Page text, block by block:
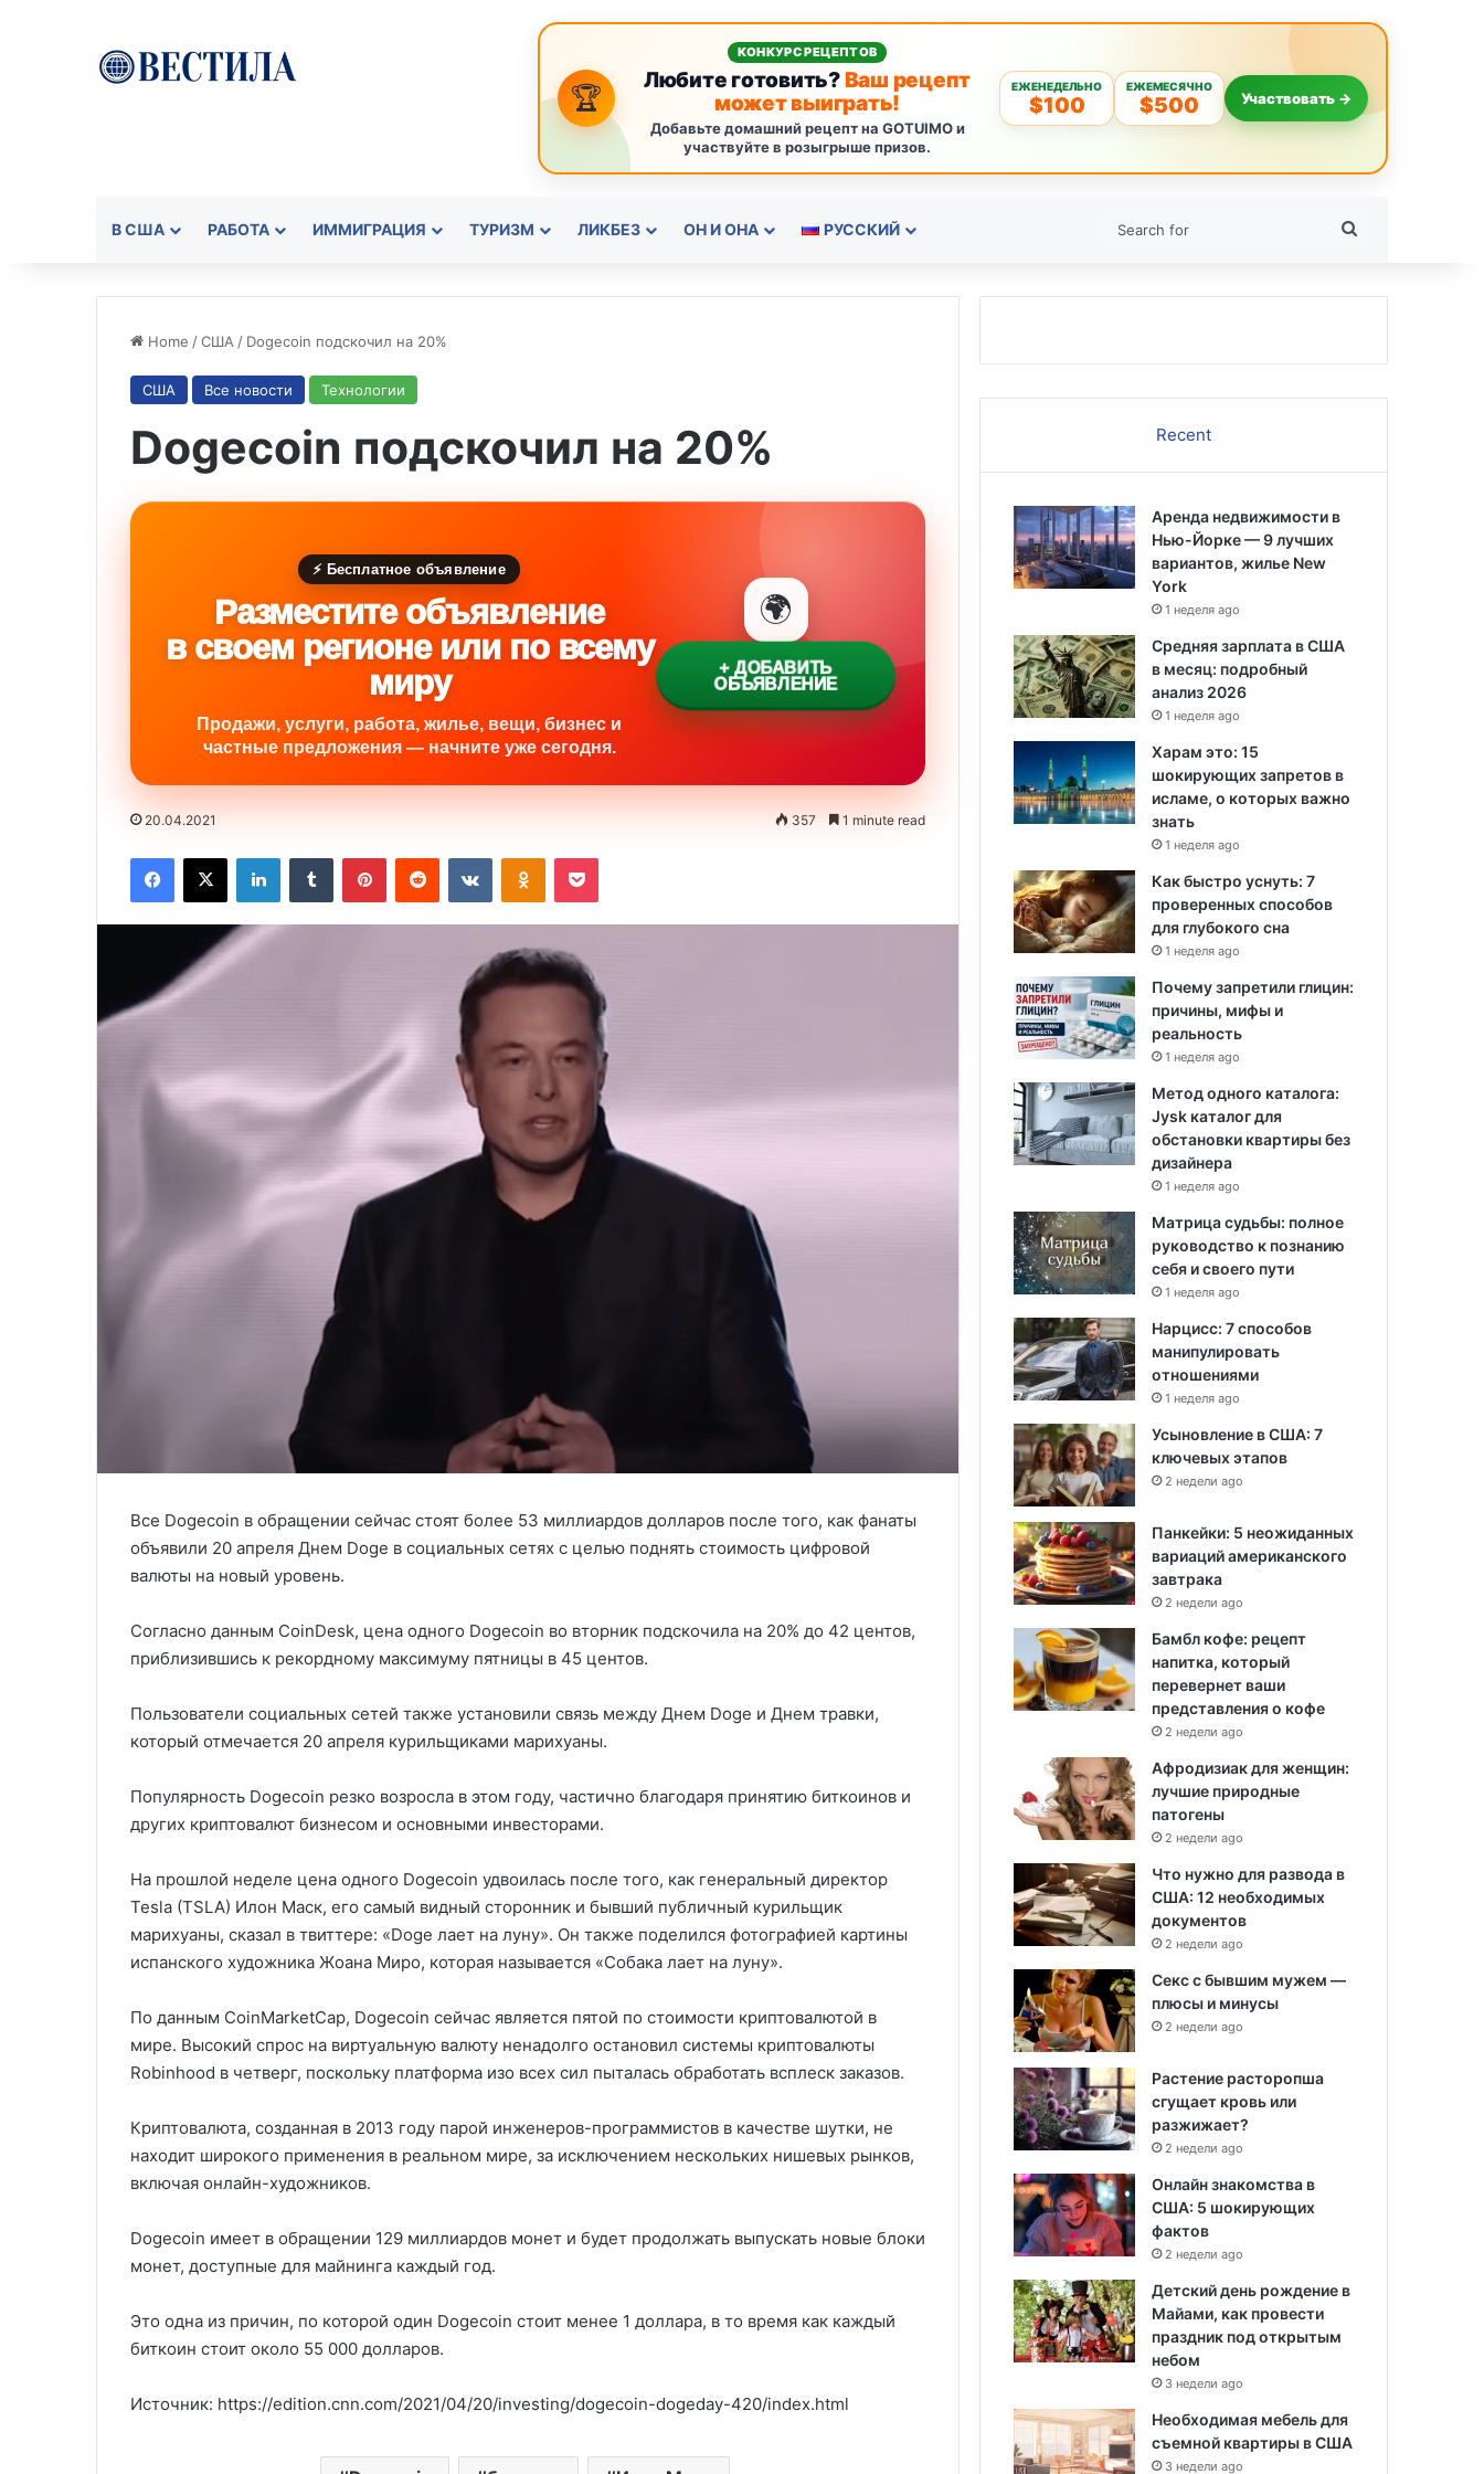
🏆
КОНКУРС РЕЦЕПТОВ
Любите готовить?Ваш рецепт
может выиграть!
Добавьте домашний рецепт на GOTUIMO и
участвуйте в розыгрыше призов.
ЕЖЕНЕДЕЛЬНО
$100
ЕЖЕМЕСЯЧНО
$500 Участвовать →
В США РАБОТА ИММИГРАЦИЯ ТУРИЗМ ЛИКБЕЗ ОН И ОНА РУССКИЙ
Home /США / Dogecoin подскочил на 20%
США Все новости Технологии
Dogecoin подскочил на 20%
⚡ Бесплатное объявление
Разместите объявление
в своем регионе или по всему
миру
Продажи, услуги, работа, жилье, вещи, бизнес и
частные предложения — начните уже сегодня.
🌍
+ ДОБАВИТЬ
ОБЪЯВЛЕНИЕ
20.04.2021 357 1 minute read
Все Dogecoin в обращении сейчас стоят более 53 миллиардов долларов после того, как фанаты
объявили 20 апреля Днем Doge в социальных сетях с целью поднять стоимость цифровой
валюты на новый уровень.
Согласно данным CoinDesk, цена одного Dogecoin во вторник подскочила на 20% до 42 центов,
приблизившись к рекордному максимуму пятницы в 45 центов.
Пользователи социальных сетей также установили связь между Днем Doge и Днем травки,
который отмечается 20 апреля курильщиками марихуаны.
Популярность Dogecoin резко возросла в этом году, частично благодаря принятию биткоинов и
других криптовалют бизнесом и основными инвесторами.
На прошлой неделе цена одного Dogecoin удвоилась после того, как генеральный директор
Tesla (TSLA) Илон Маск, его самый видный сторонник и бывший публичный курильщик
марихуаны, сказал в твиттере: «Doge лает на луну». Он также поделился фотографией картины
испанского художника Жоана Миро, которая называется «Собака лает на луну».
По данным CoinMarketCap, Dogecoin сейчас является пятой по стоимости криптовалютой в
мире. Высокий спрос на виртуальную валюту ненадолго остановил системы криптовалюты
Robinhood в четверг, поскольку платформа изо всех сил пыталась обработать всплеск заказов.
Криптовалюта, созданная в 2013 году парой инженеров-программистов в качестве шутки, не
находит широкого применения в реальном мире, за исключением нескольких нишевых рынков,
включая онлайн-художников.
Dogecoin имеет в обращении 129 миллиардов монет и будет продолжать выпускать новые блоки
монет, доступные для майнинга каждый год.
Это одна из причин, по которой один Dogecoin стоит менее 1 доллара, в то время как каждый
биткоин стоит около 55 000 долларов.
Источник: https://edition.cnn.com/2021/04/20/investing/dogecoin-dogeday-420/index.html
Recent
Аренда недвижимости в
Нью-Йорке — 9 лучших
вариантов, жилье New
York
1 неделя ago
Средняя зарплата в США
в месяц: подробный
анализ 2026
1 неделя ago
Харам это: 15
шокирующих запретов в
исламе, о которых важно
знать
1 неделя ago
Как быстро уснуть: 7
проверенных способов
для глубокого сна
1 неделя ago
Почему запретили глицин:
причины, мифы и
реальность
1 неделя ago
Метод одного каталога:
Jysk каталог для
обстановки квартиры без
дизайнера
1 неделя ago
Матрица судьбы: полное
руководство к познанию
себя и своего пути
1 неделя ago
Нарцисс: 7 способов
манипулировать
отношениями
1 неделя ago
Усыновление в США: 7
ключевых этапов
2 недели ago
Панкейки: 5 неожиданных
вариаций американского
завтрака
2 недели ago
Бамбл кофе: рецепт
напитка, который
перевернет ваши
представления о кофе
2 недели ago
Афродизиак для женщин:
лучшие природные
патогены
2 недели ago
Что нужно для развода в
США: 12 необходимых
документов
2 недели ago
Секс с бывшим мужем —
плюсы и минусы
2 недели ago
Растение расторопша
сгущает кровь или
разжижает?
2 недели ago
Онлайн знакомства в
США: 5 шокирующих
фактов
2 недели ago
Детский день рождение в
Майами, как провести
праздник под открытым
небом
3 недели ago
Необходимая мебель для
съемной квартиры в США
3 недели ago